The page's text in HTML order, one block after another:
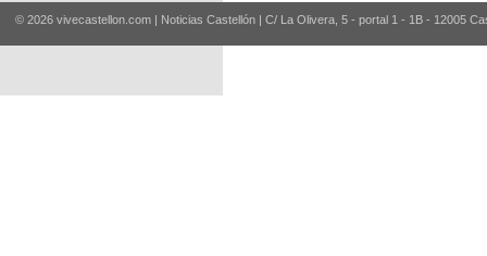
© 2026 vivecastellon.com | Noticias Castellón | C/ La Olivera, 5 - portal 1 - 1B - 12005